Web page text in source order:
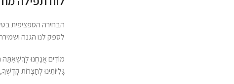
הבחירה הספציפית
לספק לנו הגנה
מוֹדִים אֲנַחְנוּ לָךְשֶׁאַתָּה
גָּלִיּוֹתֵינוּ לְחַצְרוֹת